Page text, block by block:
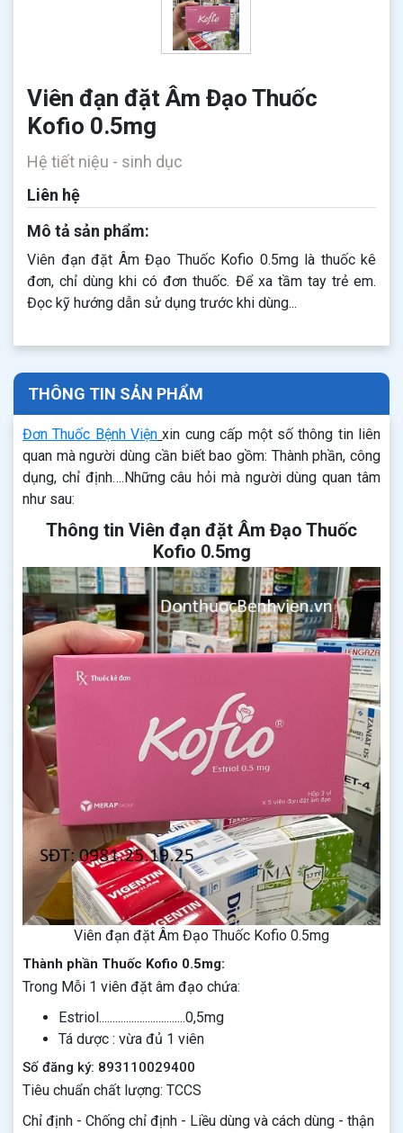
Viên đạn đặt Âm Đạo Thuốc
Kofio 0.5mg
Hệ tiết niệu - sinh dục
Liên hệ
Mô tả sản phẩm:
Viên đạn đặt Âm Đạo Thuốc Kofio 0.5mg là thuốc kê
đơn, chỉ dùng khi có đơn thuốc. Để xa tầm tay trẻ em.
Đọc kỹ hướng dẫn sử dụng trước khi dùng...
THÔNG TIN SẢN PHẨM
Đơn Thuốc Bệnh Viện xin cung cấp một số thông tin liên
quan mà người dùng cần biết bao gồm: Thành phần, công
dụng, chỉ định….Những câu hỏi mà người dùng quan tâm
như sau:
Thông tin Viên đạn đặt Âm Đạo Thuốc
Kofio 0.5mg
Viên đạn đặt Âm Đạo Thuốc Kofio 0.5mg
Thành phần Thuốc Kofio 0.5mg:
Trong Mỗi 1 viên đặt âm đạo chứa:
Estriol................................0,5mg
Tá dược : vừa đủ 1 viên
Số đăng ký: 893110029400
Tiêu chuẩn chất lượng: TCCS
Chỉ định - Chống chỉ định - Liều dùng và cách dùng - thận